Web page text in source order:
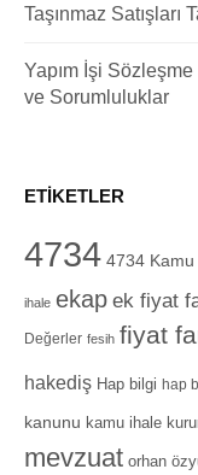
Taşınmaz Satışları
Yapım İşi
ve Sorumluluklar
ETIKETLER
4734 4734
ihale ekap ek fiyat
Değerler fesih fiyat
hakediş Hap bilgi hap
kanunu kamu ihale
mevzuat orhan